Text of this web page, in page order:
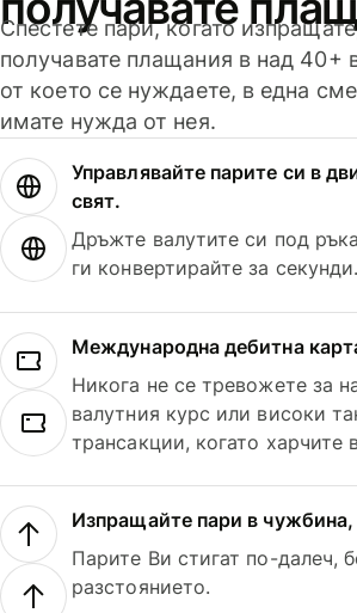
Спестете пари, когато
получавате плащания в над 40+
от което се нуждаете, в една
имате нужда от нея.
Управлявайте парите си в
свят.
Дръжте валутите си под
ги конвертирайте за секунди.
Международна дебитна
Никога не се тревожете за
валутния курс или високи
трансакции, когато харчите
Изпращайте пари в чужбина,
Парите Ви стигат по-далеч,
разстоянието.